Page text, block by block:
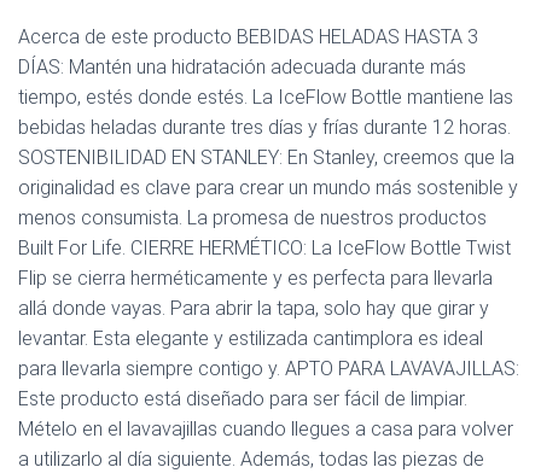
Acerca de este producto BEBIDAS HELADAS HASTA 3
DÍAS: Mantén una hidratación adecuada durante más
tiempo, estés donde estés. La IceFlow Bottle mantiene las
bebidas heladas durante tres días y frías durante 12 horas.
SOSTENIBILIDAD EN STANLEY: En Stanley, creemos que la
originalidad es clave para crear un mundo más sostenible y
menos consumista. La promesa de nuestros productos
Built For Life. CIERRE HERMÉTICO: La IceFlow Bottle Twist
Flip se cierra herméticamente y es perfecta para llevarla
allá donde vayas. Para abrir la tapa, solo hay que girar y
levantar. Esta elegante y estilizada cantimplora es ideal
para llevarla siempre contigo y. APTO PARA LAVAVAJILLAS:
Este producto está diseñado para ser fácil de limpiar.
Mételo en el lavavajillas cuando llegues a casa para volver
a utilizarlo al día siguiente. Además, todas las piezas de